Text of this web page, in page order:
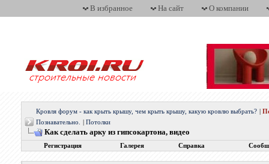
В избранное На сайт О компании
Кровля форум - как крыть крышу, чем крыть крышу, какую кровлю выбрать?
Познавательно.
Потолки
Как сделать арку из гипсокартона, видео
Регистрация Галерея Справка